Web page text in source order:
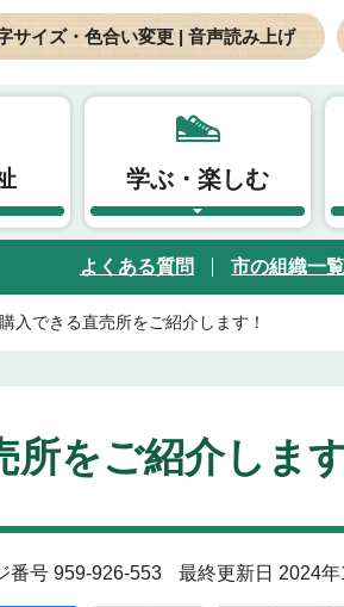
サイズ・色合い変更 | 音声読み上げ
学ぶ・楽しむ
よくある質問 市の組織一覧
入できる直売所をご紹介します！
所をご紹介しま
番号 959-926-553 最終更新日 2024